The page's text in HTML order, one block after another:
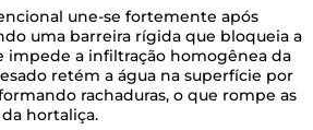
une-se fortemente após
uma barreira rígida que bloqueia a
impede a infiltração homogênea da
retém a água na superfície por
rachaduras, o que rompe as
hortaliça.